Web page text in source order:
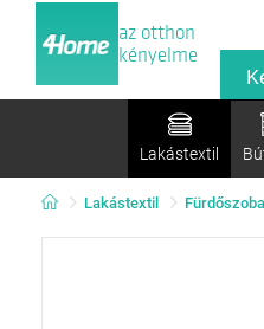
az otthon
kényelme
Lakástextil
Lakástextil